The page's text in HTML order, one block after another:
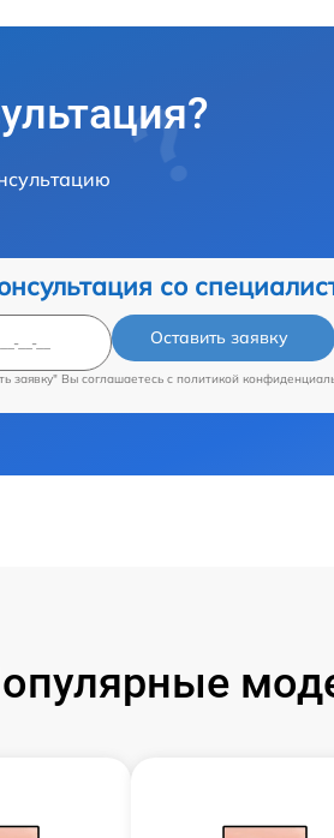
со
Оставить заявку
заявку" Вы соглашаетесь c политикой